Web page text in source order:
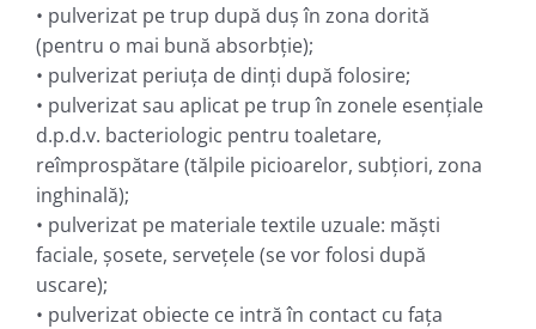
• pulverizat pe trup după duş în zona dorită
(pentru o mai bună absorbţie);
• pulverizat periuţa de dinţi după folosire;
• pulverizat sau aplicat pe trup în zonele esenţiale
d.p.d.v. bacteriologic pentru toaletare,
reîmprospătare (tălpile picioarelor, subţiori, zona
inghinală);
• pulverizat pe materiale textile uzuale: măşti
faciale, şosete, serveţele (se vor folosi după
uscare);
• pulverizat obiecte ce intră în contact cu faţa